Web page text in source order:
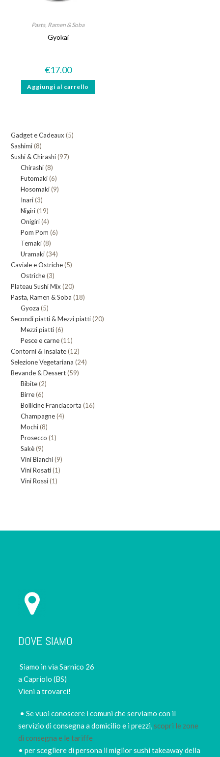
Pasta, Ramen & Soba
Gyokai
€17.00
Aggiungi al carrello
Gadget e Cadeaux 55
Sashimi 88
prodotti
Sushi & Chirashi 9797
Chirashi 88
prodotti
Futomaki 66
prodotti
Hosomaki 99
Inari 33
prodotti
Nigiri 1919
prodotti
Onigiri 44
prodotti
Pom Pom 66
Temaki 88
prodotti
Uramaki 3434
prodotti
Caviale e Ostriche 55
Ostriche 33
prodotti
Plateau Sushi Mix 2020
prodotti
Pasta, Ramen & Soba 1818
Gyoza 55
prodotti
Secondi piatti & Mezzi piatti 2020
Mezzi piatti 66
prodotti
Pesce e carne 1111
prodotti
Contorni & Insalate 1212
prodotti
Selezione Vegetariana 2424
Bevande & Dessert 5959
Bibite 22
Birre 66
prodotti
Bollicine Franciacorta 1616
Champagne 44
Mochi 88
prodotti
Prosecco 11
Sakè 99
prodotti
Vini Bianchi 99
Vini Rosati 11
Vini Rossi 11
DOVE SIAMO
Siamo in via Sarnico 26
a Capriolo (BS)
Vieni a trovarci!
• Se vuoi conoscere i comuni che serviamo con il
servizio di consegna a domicilio e i prezzi,scopri le zone
di consegna e le tariffe
• per scegliere di persona il miglior sushi takeaway della